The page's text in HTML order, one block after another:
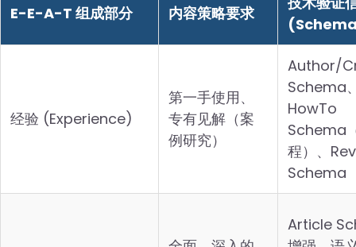
E-E-A-T 组成部分 内容策略要求
经验 (Experience)
第一手使用、
专有见解（案
例研究）
Author/
Schema
HowTo
Schema
程）、
Schema
Article